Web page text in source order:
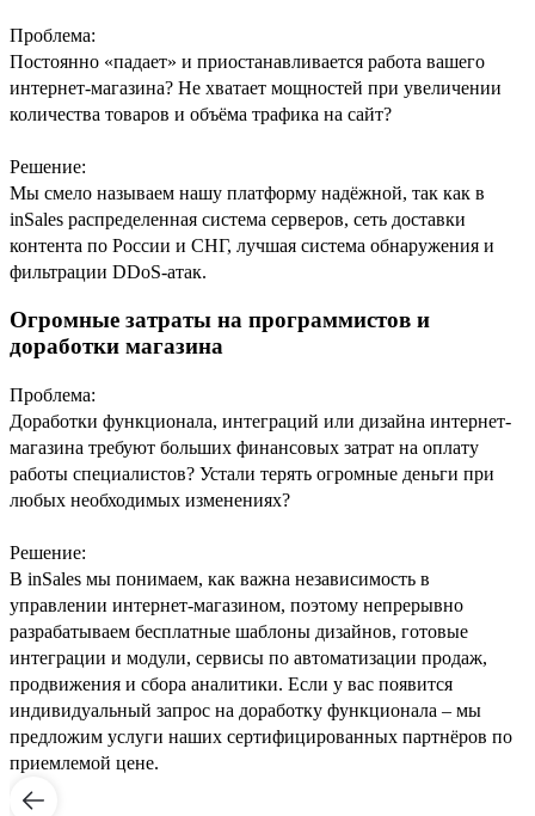
Проблема:
Постоянно «падает» и приостанавливается работа вашего
интернет-магазина? Не хватает мощностей при увеличении
количества товаров и объёма трафика на сайт?
Решение:
Мы смело называем нашу платформу надёжной, так как в
inSales распределенная система серверов, сеть доставки
контента по России и СНГ, лучшая система обнаружения и
фильтрации DDoS-атак.
Огромные затраты на программистов и
доработки магазина
Проблема:
Доработки функционала, интеграций или дизайна интернет-
магазина требуют больших финансовых затрат на оплату
работы специалистов? Устали терять огромные деньги при
любых необходимых изменениях?
Решение:
В inSales мы понимаем, как важна независимость в
управлении интернет-магазином, поэтому непрерывно
разрабатываем бесплатные шаблоны дизайнов, готовые
интеграции и модули, сервисы по автоматизации продаж,
продвижения и сбора аналитики. Если у вас появится
индивидуальный запрос на доработку функционала – мы
предложим услуги наших сертифицированных партнёров по
приемлемой цене.